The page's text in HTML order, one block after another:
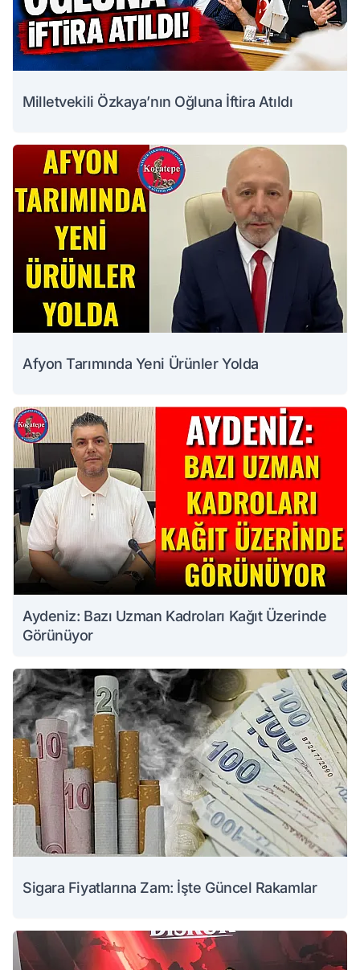
Milletvekili Özkaya’nın Oğluna İftira Atıldı
Afyon Tarımında Yeni Ürünler Yolda
Aydeniz: Bazı Uzman Kadroları Kağıt Üzerinde
Görünüyor
Sigara Fiyatlarına Zam: İşte Güncel Rakamlar